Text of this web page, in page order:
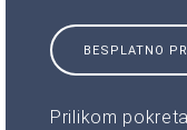
BESPLATNO
Prilikom